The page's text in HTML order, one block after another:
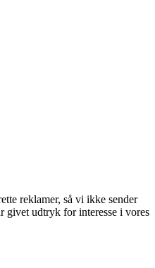
reklamer, så vi ikke sender
givet udtryk for interesse i vores